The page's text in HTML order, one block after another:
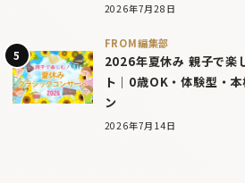
2026年7月28日
FROM編集部
2026年夏休み 親子で楽
ト｜0歳OK・体験型・
ン
2026年7月14日